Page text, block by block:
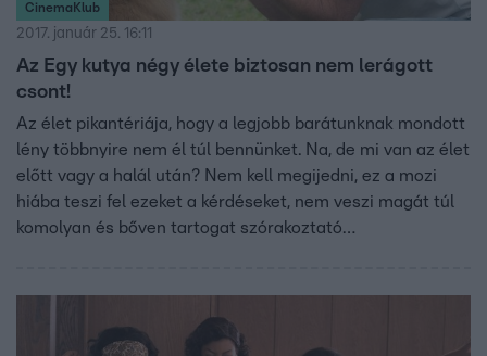
CinemaKlub
2017. január 25. 16:11
Az Egy kutya négy élete biztosan nem lerágott
csont!
Az élet pikantériája, hogy a legjobb barátunknak mondott
lény többnyire nem él túl bennünket. Na, de mi van az élet
előtt vagy a halál után? Nem kell megijedni, ez a mozi
hiába teszi fel ezeket a kérdéseket, nem veszi magát túl
komolyan és bőven tartogat szórakoztató